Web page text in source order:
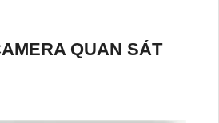
QUAN SÁT